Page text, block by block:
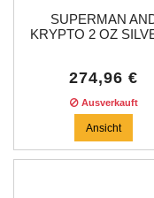
SUPERMAN
KRYPTO 2 OZ
274,96 €
Ausverkauft
Ansicht